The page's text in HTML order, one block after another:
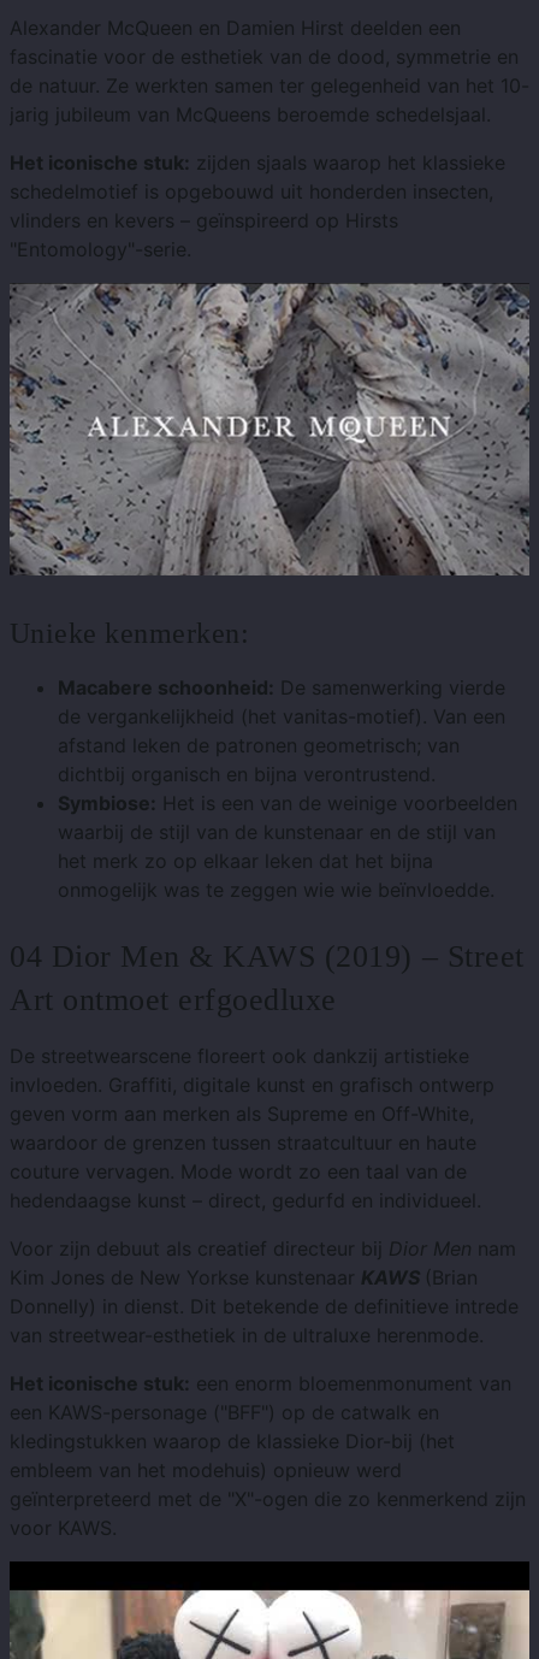
Alexander McQueen en Damien Hirst deelden een
fascinatie voor de esthetiek van de dood, symmetrie en
de natuur. Ze werkten samen ter gelegenheid van het 10-
jarig jubileum van McQueens beroemde schedelsjaal.
Het iconische stuk: zijden sjaals waarop het klassieke
schedelmotief is opgebouwd uit honderden insecten,
vlinders en kevers – geïnspireerd op Hirsts
"Entomology"-serie.
Unieke kenmerken:
Macabere schoonheid: De samenwerking vierde
de vergankelijkheid (het vanitas-motief). Van een
afstand leken de patronen geometrisch; van
dichtbij organisch en bijna verontrustend.
Symbiose: Het is een van de weinige voorbeelden
waarbij de stijl van de kunstenaar en de stijl van
het merk zo op elkaar leken dat het bijna
onmogelijk was te zeggen wie wie beïnvloedde.
04 Dior Men & KAWS (2019) – Street
Art ontmoet erfgoedluxe
De streetwearscene floreert ook dankzij artistieke
invloeden. Graffiti, digitale kunst en grafisch ontwerp
geven vorm aan merken als Supreme en Off-White,
waardoor de grenzen tussen straatcultuur en haute
couture vervagen. Mode wordt zo een taal van de
hedendaagse kunst – direct, gedurfd en individueel.
Voor zijn debuut als creatief directeur bij Dior Men nam
Kim Jones de New Yorkse kunstenaar KAWS (Brian
Donnelly) in dienst. Dit betekende de definitieve intrede
van streetwear-esthetiek in de ultraluxe herenmode.
Het iconische stuk: een enorm bloemenmonument van
een KAWS-personage ("BFF") op de catwalk en
kledingstukken waarop de klassieke Dior-bij (het
embleem van het modehuis) opnieuw werd
geïnterpreteerd met de "X"-ogen die zo kenmerkend zijn
voor KAWS.